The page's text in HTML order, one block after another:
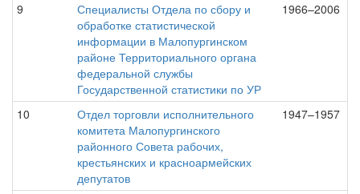
9
Специалисты Отдела по сбору и
обработке статистической
информации в Малопургинском
районе Территориального органа
федеральной службы
Государственной статистики по УР
1966–2006
10
Отдел торговли исполнительного
комитета Малопургинского
районного Совета рабочих,
крестьянских и красноармейских
депутатов
1947–1957